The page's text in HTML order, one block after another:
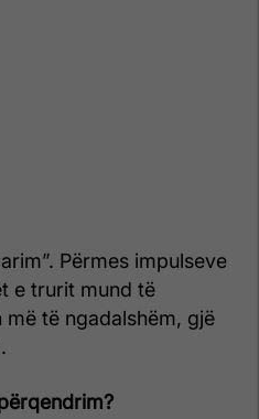
Përmes impulseve
e trurit mund të
të ngadalshëm, gjë